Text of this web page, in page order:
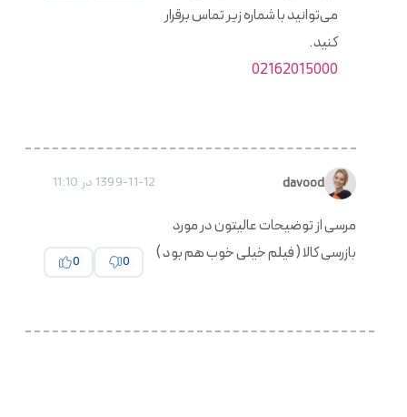
می‌توانید با شماره زیر تماس برقرار
کنید.
02162015000
davood 1399-11-12 در 11:10
مرسی از توضیحات عالیتون در مورد
بازرسی کالا ( فیلم خیلی خوب هم بود )
0 0